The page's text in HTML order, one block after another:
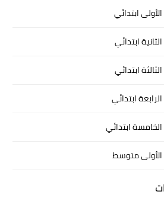
ابتدائي
ابتدائي
ابتدائي
ابتدائي
ابتدائي
متوسط